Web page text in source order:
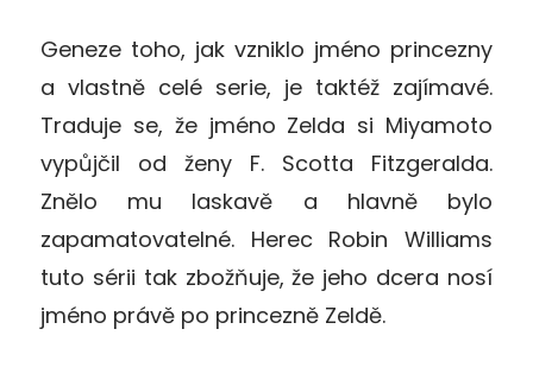
Geneze toho, jak vzniklo jméno princezny
a vlastně celé serie, je taktéž zajímavé.
Traduje se, že jméno Zelda si Miyamoto
vypůjčil od ženy F. Scotta Fitzgeralda.
Znělo mu laskavě a hlavně bylo
zapamatovatelné. Herec Robin Williams
tuto sérii tak zbožňuje, že jeho dcera nosí
jméno právě po princezně Zeldě.